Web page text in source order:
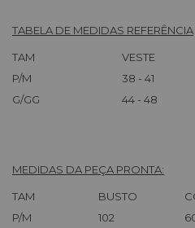
TABELA DE MEDIDAS REFERÊNCIA
TAM
VESTE
P/M
38 - 41
G/GG
44 - 48
MEDIDAS DA PEÇA PRONTA:
TAM BUSTO
P/M
102